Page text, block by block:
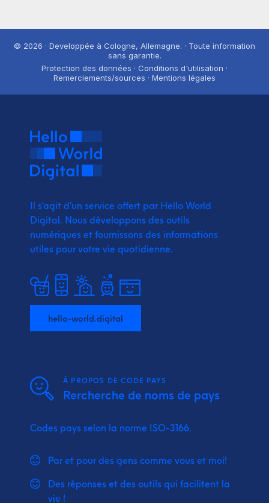
© 2026 · Developpée à Cologne, Allemagne. · Toute information
sans garantie.
Protection des données · Conditions d'utilisation ·
Remerciements/sources · Mentions légales
Il s'agit d'un service offert par Hello World
Digital. Nous développons des outils
numériques et fournissons des informations
utiles pour votre vie quotidienne.
hello-world.digital
À PROPOS DE CODE PAYS
Rercherche de noms de pays
Codes pays selon la norme ISO-3166.
Par et pour des gens comme vous et moi!
Des réponses et des outils qui facilitent la
vie !